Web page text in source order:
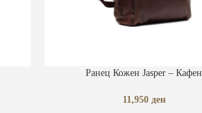
ДОДАЈ ВО КОШНИЧКА
Ранец Кожен Jasper – Кафен
11,950 ден